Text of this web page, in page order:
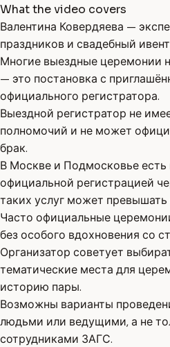
What the video covers
Валентина Ковердяева —
праздников и свадебный
Многие выездные церемонии
— это постановка с
официального регистратора.
Выездной регистратор не
полномочий и не может
брак.
В Москве и Подмосковье
официальной регистрацией
таких услуг может
Часто официальные
без особого вдохновения со
Организатор советует
тематические места для
историю пары.
Возможны варианты
людьми или ведущими, а не
сотрудниками ЗАГС.